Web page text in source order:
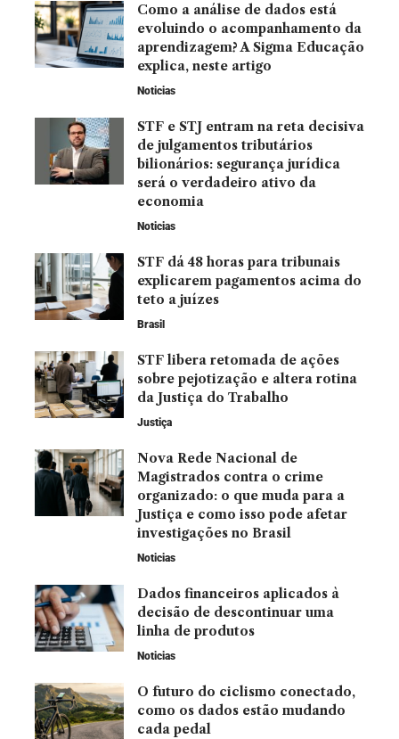
Como a análise de dados está
evoluindo o acompanhamento da
aprendizagem? A Sigma Educação
explica, neste artigo
Noticias
STF e STJ entram na reta decisiva
de julgamentos tributários
bilionários: segurança jurídica
será o verdadeiro ativo da
economia
Noticias
STF dá 48 horas para tribunais
explicarem pagamentos acima do
teto a juízes
Brasil
STF libera retomada de ações
sobre pejotização e altera rotina
da Justiça do Trabalho
Justiça
Nova Rede Nacional de
Magistrados contra o crime
organizado: o que muda para a
Justiça e como isso pode afetar
investigações no Brasil
Noticias
Dados financeiros aplicados à
decisão de descontinuar uma
linha de produtos
Noticias
O futuro do ciclismo conectado,
como os dados estão mudando
cada pedal